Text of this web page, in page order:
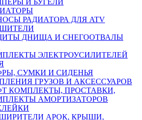
РАДИАТОРА ДЛЯ ATV
ДНИЩА И СНЕГООТВАЛЫ
ЭЛЕКТРОУСИЛИТЕЛЕЙ
СУМКИ И СИДЕНЬЯ
ГРУЗОВ И АКСЕССУАРОВ
КОМПЛЕКТЫ, ПРОСТАВКИ,
АМОРТИЗАТОРОВ
АРОК, КРЫШИ,